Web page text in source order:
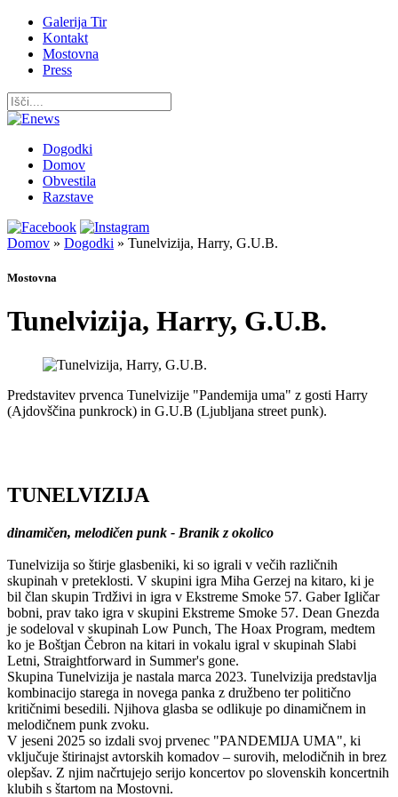
Galerija Tir
Kontakt
Mostovna
Press
Dogodki
Domov
Obvestila
Razstave
Domov » Dogodki » Tunelvizija, Harry, G.U.B.
Mostovna
Tunelvizija, Harry, G.U.B.
Predstavitev prvenca Tunelvizije "Pandemija uma" z gosti Harry
(Ajdovščina punkrock) in G.U.B (Ljubljana street punk).
TUNELVIZIJA
dinamičen, melodičen punk - Branik z okolico
Tunelvizija so štirje glasbeniki, ki so igrali v večih različnih
skupinah v preteklosti. V skupini igra Miha Gerzej na kitaro, ki je
bil član skupin Trdživi in igra v Ekstreme Smoke 57. Gaber Igličar
bobni, prav tako igra v skupini Ekstreme Smoke 57. Dean Gnezda
je sodeloval v skupinah Low Punch, The Hoax Program, medtem
ko je Boštjan Čebron na kitari in vokalu igral v skupinah Slabi
Letni, Straightforward in Summer's gone.
Skupina Tunelvizija je nastala marca 2023. Tunelvizija predstavlja
kombinacijo starega in novega panka z družbeno ter politično
kritičnimi besedili. Njihova glasba se odlikuje po dinamičnem in
melodičnem punk zvoku.
V jeseni 2025 so izdali svoj prvenec "PANDEMIJA UMA", ki
vključuje štirinajst avtorskih komadov – surovih, melodičnih in brez
olepšav. Z njim načrtujejo serijo koncertov po slovenskih koncertnih
klubih s štartom na Mostovni.